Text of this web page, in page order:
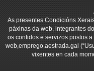
As presentes Condicións
páxinas da web, integrantes
os contidos e servizos postos
web,emprego.aestrada.gal
vixentes en cada